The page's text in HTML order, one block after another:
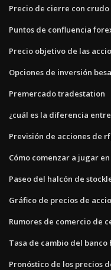
Precio de cierre con crudo
Puntos de confluencia
Precio objetivo de las
Opciones de inversión
Premercado tradestation
¿cuál es la diferencia
Previsión de acciones de
Cómo comenzar a jugar
Paseo del halcón de
Gráfico de precios de
Rumores de comercio de
Tasa de cambio del banco
Pronóstico de los precios